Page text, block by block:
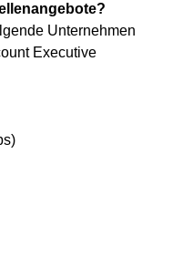
Unternehmen
Executive